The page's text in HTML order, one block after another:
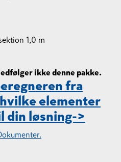
1,0 m
ikke denne pakke.
fra
elementer
din løsning->